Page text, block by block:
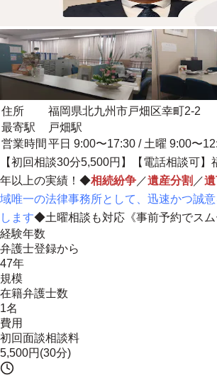
住所
福岡県北九州市戸畑区幸町2-2
最寄駅
戸畑駅
営業時間 平日 9:00〜17:30 / 土曜 9:00〜
【初回相談30分5,500円】【電話相談可】
年以上の実績！ ◆相続紛争 ／遺産分割 ／
域唯一の法律事務所として、迅速かつ誠
します◆土曜相談も対応《事前予約でスム
経験年数
弁護士登録から
47年
規模
在籍弁護士数
1名
費用
初回面談相談料
5,500円(30分)